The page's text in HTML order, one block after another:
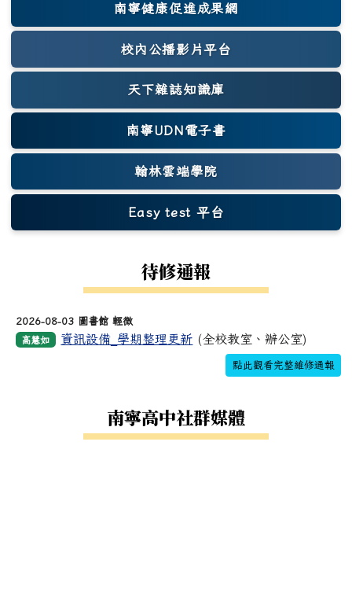
南寧健康促進成果網
(另開新視窗)
校內公播影片平台
天下雜誌知識庫
(另開新視窗)
南寧UDN電子書
翰林雲端學院
Easy test 平台
(另開新視窗)
待修通報
2026-08-03 圖書館 輕微
高慧如 資訊設備_學期整理更新 (全校教室、辦公室)
點此觀看完整維修通報
南寧高中社群媒體